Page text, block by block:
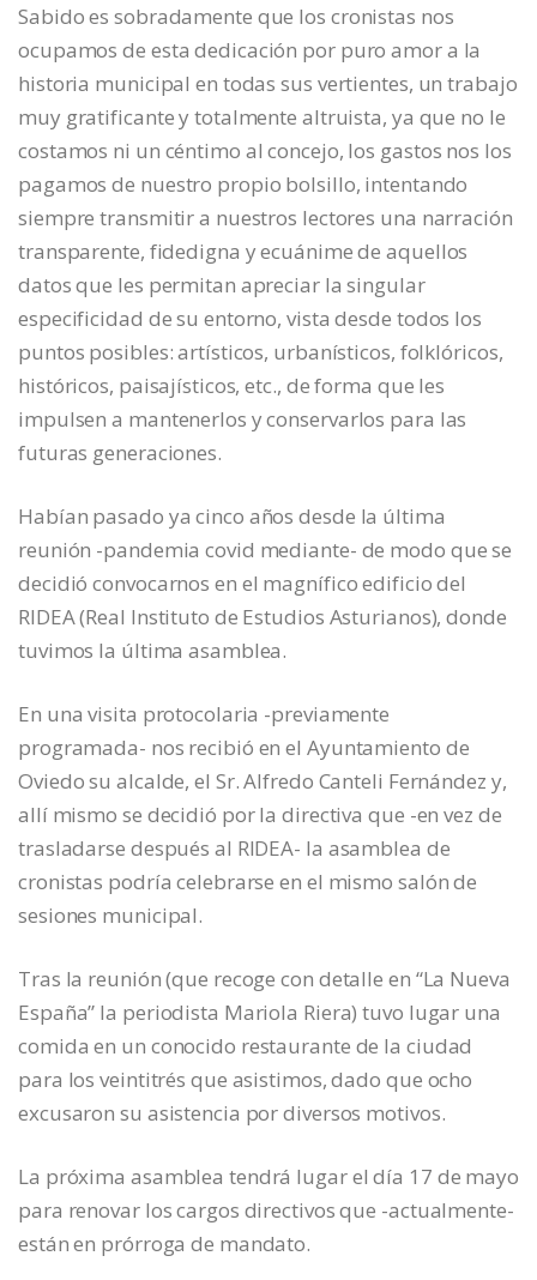
Sabido es sobradamente que los cronistas nos
ocupamos de esta dedicación por puro amor a la
historia municipal en todas sus vertientes, un trabajo
muy gratificante y totalmente altruista, ya que no le
costamos ni un céntimo al concejo, los gastos nos los
pagamos de nuestro propio bolsillo, intentando
siempre transmitir a nuestros lectores una narración
transparente, fidedigna y ecuánime de aquellos
datos que les permitan apreciar la singular
especificidad de su entorno, vista desde todos los
puntos posibles: artísticos, urbanísticos, folklóricos,
históricos, paisajísticos, etc., de forma que les
impulsen a mantenerlos y conservarlos para las
futuras generaciones.
Habían pasado ya cinco años desde la última
reunión -pandemia covid mediante- de modo que se
decidió convocarnos en el magnífico edificio del
RIDEA (Real Instituto de Estudios Asturianos), donde
tuvimos la última asamblea.
En una visita protocolaria -previamente
programada- nos recibió en el Ayuntamiento de
Oviedo su alcalde, el Sr. Alfredo Canteli Fernández y,
allí mismo se decidió por la directiva que -en vez de
trasladarse después al RIDEA- la asamblea de
cronistas podría celebrarse en el mismo salón de
sesiones municipal.
Tras la reunión (que recoge con detalle en “La Nueva
España” la periodista Mariola Riera) tuvo lugar una
comida en un conocido restaurante de la ciudad
para los veintitrés que asistimos, dado que ocho
excusaron su asistencia por diversos motivos.
La próxima asamblea tendrá lugar el día 17 de mayo
para renovar los cargos directivos que -actualmente-
están en prórroga de mandato.